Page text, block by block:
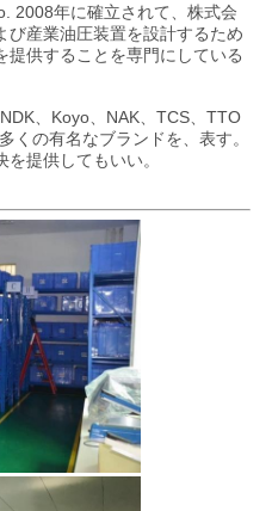
2008年に確立されて、株式会
び産業油圧装置を設計するため
提供することを専門にしている
、Koyo、NAK、TCS、TTO
くの有名なブランドを、表す。
提供してもいい。